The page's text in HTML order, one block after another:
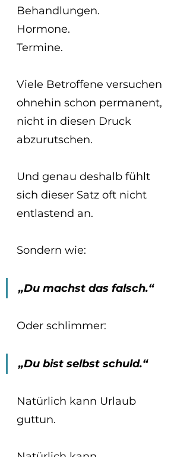
Behandlungen.
Hormone.
Termine.
Viele Betroffene versuchen
ohnehin schon permanent,
nicht in diesen Druck
abzurutschen.
Und genau deshalb fühlt
sich dieser Satz oft nicht
entlastend an.
Sondern wie:
„Du machst das falsch.“
Oder schlimmer:
„Du bist selbst schuld.“
Natürlich kann Urlaub
guttun.